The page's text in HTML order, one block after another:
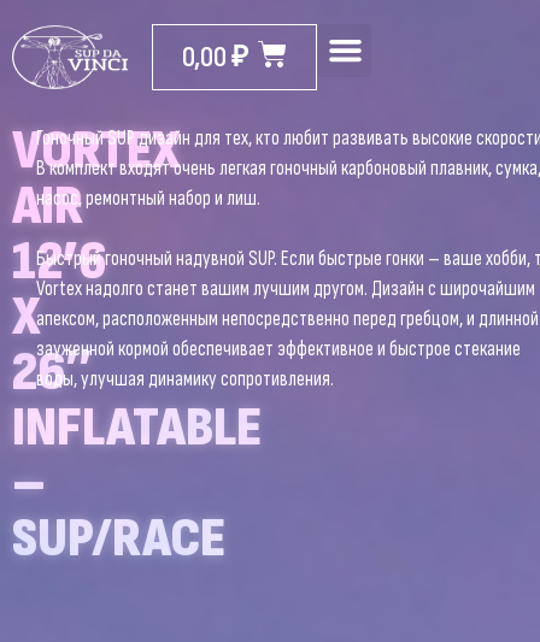
0,00₽
VORTEX
AIR
12’6
X
26″
INFLATABLE
–
SUP/RACE
Гоночный SUP дизайн для тех, кто любит развивать высокие
В комплект входят очень легкая гоночный карбоновый плавник, сумка,
насос, ремонтный набор и лиш.
Быстрый гоночный надувной SUP. Если быстрые гонки – ваше хобби,
Vortex надолго станет вашим лучшим другом. Дизайн с широчайшим
апексом, расположенным непосредственно перед гребцом, и длинной
зауженной кормой обеспечивает эффективное и быстрое стекание
воды, улучшая динамику сопротивления.